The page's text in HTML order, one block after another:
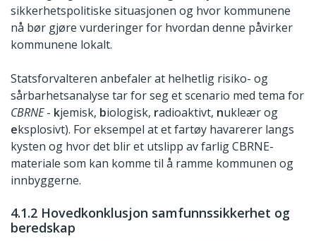
sikkerhetspolitiske situasjonen og hvor kommunene
nå bør gjøre vurderinger for hvordan denne påvirker
kommunene lokalt.
Statsforvalteren anbefaler at helhetlig risiko- og
sårbarhetsanalyse tar for seg et scenario med tema for
CBRNE- kjemisk, biologisk, radioaktivt, nukleær og
eksplosivt). For eksempel at et fartøy havarerer langs
kysten og hvor det blir et utslipp av farlig CBRNE-
materiale som kan komme til å ramme kommunen og
innbyggerne.
4.1.2 Hovedkonklusjon samfunnssikkerhet og
beredskap